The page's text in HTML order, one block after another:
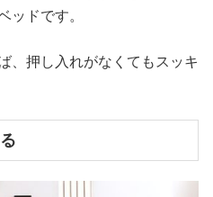
ッドです。
、押し入れがなくてもスッキ